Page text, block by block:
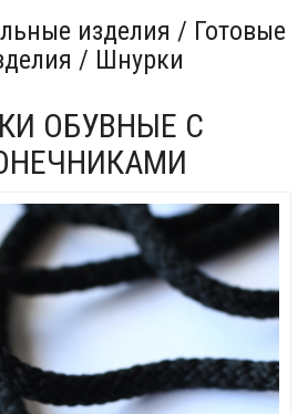
изделия / Готовые
/ Шнурки
ОБУВНЫЕ С